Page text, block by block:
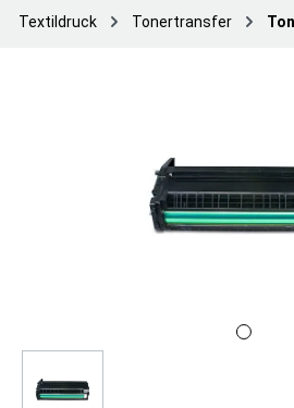
Textildruck Tonertransfer